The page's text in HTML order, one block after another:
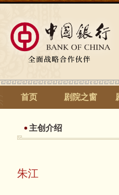
首页 剧院之窗
主创介绍
朱江